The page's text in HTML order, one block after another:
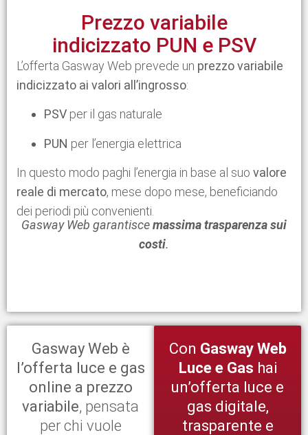
Prezzo variabile
indicizzato PUN e PSV
L’offerta Gasway Web prevede un prezzo variabile
indicizzato ai valori all’ingrosso:
PSV per il gas naturale
PUN per l’energia elettrica
In questo modo paghi l’energia in base al suo valore
reale di mercato, mese dopo mese, beneficiando
dei periodi più convenienti.
Gasway Web garantiscemassima trasparenza sui
costi.
Gasway Web è
l’offerta luce e gas
online a prezzo
variabile, pensata
per chi vuole
Con Gasway Web
Luce e Gas hai
un’offerta luce e
gas digitale,
trasparente e